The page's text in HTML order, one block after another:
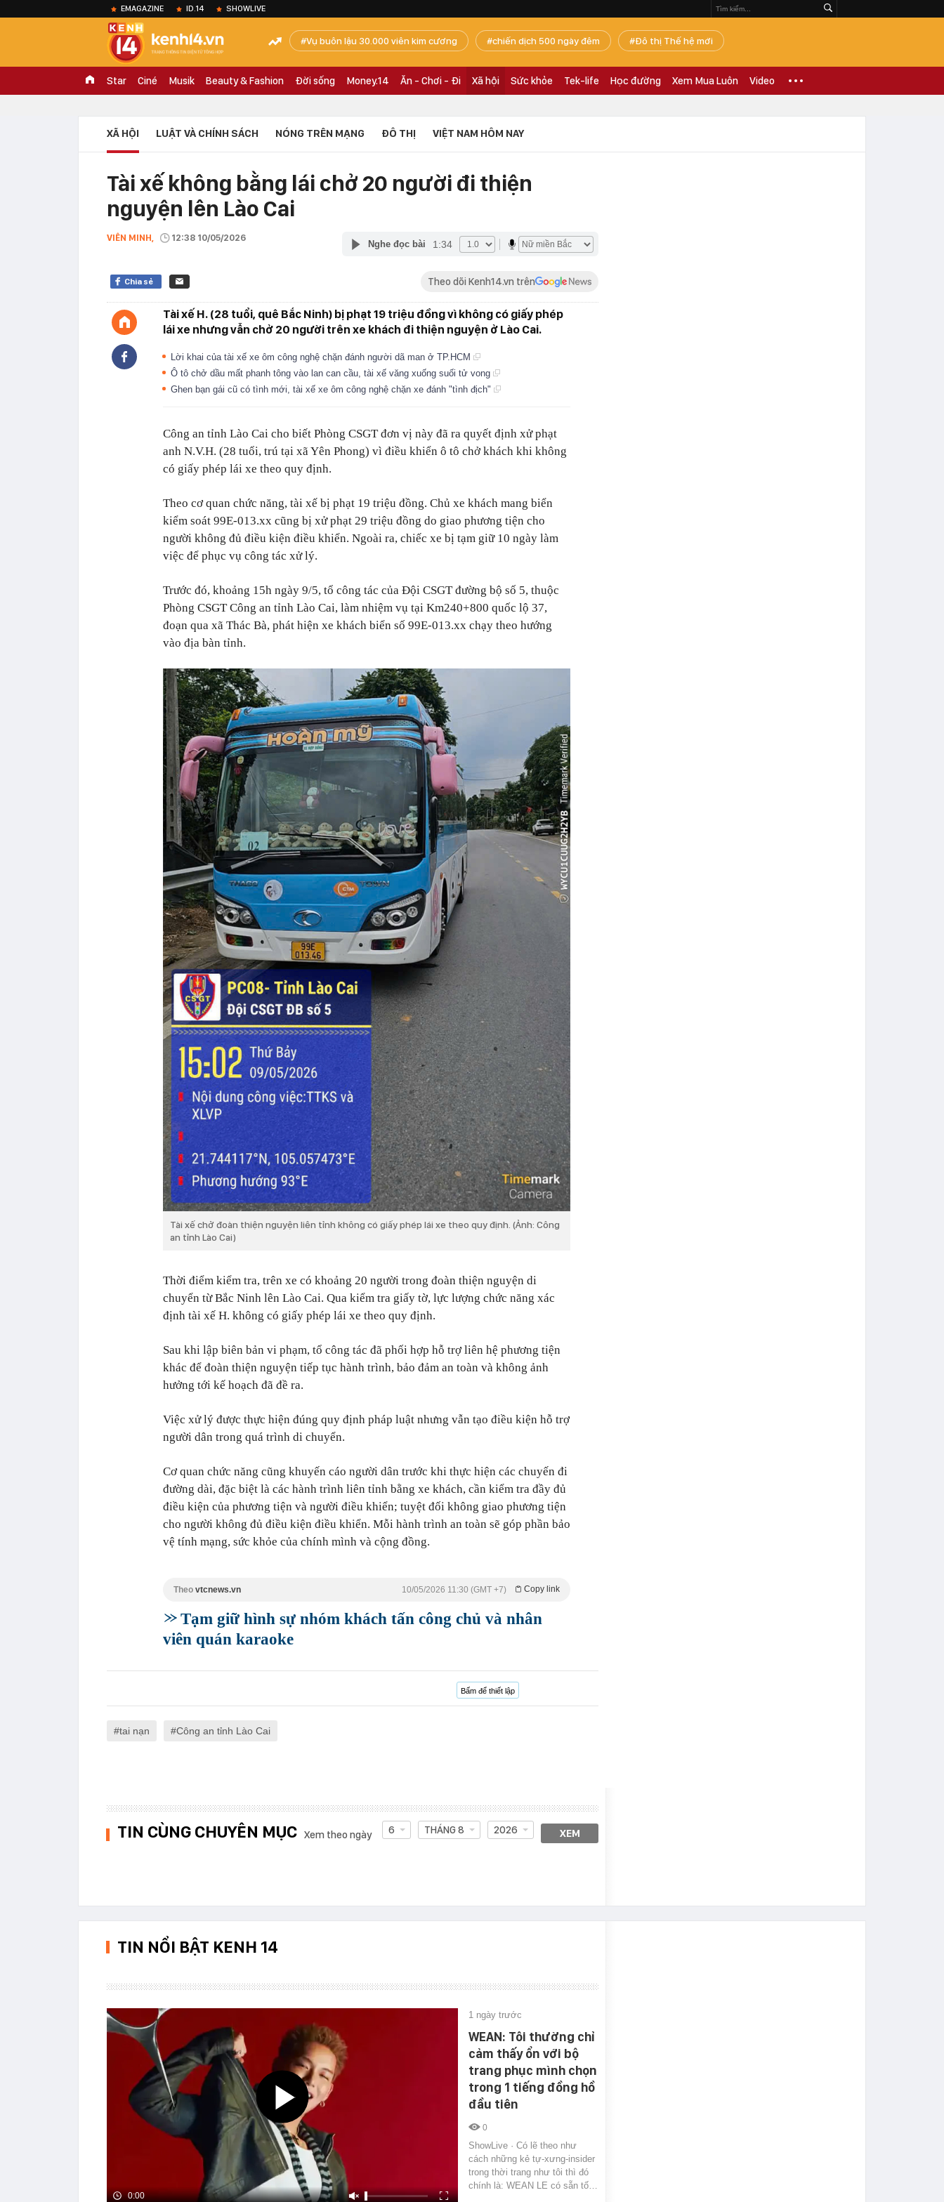
EMAGAZINE ID.14 SHOWLIVE
Vụ buôn lậu 30.000 viên kim cương chiến dịch 500 ngày đêm Đô thị Thế hệ mới
Star Ciné Musik Beauty & Fashion Đời sống Money.14 Ăn - Chơi - Đi Xã hội Sức khỏe Tek-life Học đường Xem Mua Luôn Video
XÃ HỘI LUẬT VÀ CHÍNH SÁCH NÓNG TRÊN MẠNG ĐÔ THỊ VIỆT NAM HÔM NAY
Tài xế không bằng lái chở 20 người đi thiện
nguyện lên Lào Cai
VIÊN MINH, 12:38 10/05/2026
Nghe đọc bài 1:34
Chia sẻ Theo dõi Kenh14.vn trên
Tài xế H. (28 tuổi, quê Bắc Ninh) bị phạt 19 triệu đồng vì không có giấy phép
lái xe nhưng vẫn chở 20 người trên xe khách đi thiện nguyện ở Lào Cai.
Lời khai của tài xế xe ôm công nghệ chặn đánh người dã man ở TP.HCM
Ô tô chở dầu mất phanh tông vào lan can cầu, tài xế văng xuống suối tử vong
Ghen bạn gái cũ có tình mới, tài xế xe ôm công nghệ chặn xe đánh "tình địch"
Công an tỉnh Lào Cai cho biết Phòng CSGT đơn vị này đã ra quyết định xử phạt
anh N.V.H. (28 tuổi, trú tại xã Yên Phong) vì điều khiển ô tô chở khách khi không
có giấy phép lái xe theo quy định.
Theo cơ quan chức năng, tài xế bị phạt 19 triệu đồng. Chủ xe khách mang biển
kiểm soát 99E-013.xx cũng bị xử phạt 29 triệu đồng do giao phương tiện cho
người không đủ điều kiện điều khiển. Ngoài ra, chiếc xe bị tạm giữ 10 ngày làm
việc để phục vụ công tác xử lý.
Trước đó, khoảng 15h ngày 9/5, tổ công tác của Đội CSGT đường bộ số 5, thuộc
Phòng CSGT Công an tỉnh Lào Cai, làm nhiệm vụ tại Km240+800 quốc lộ 37,
đoạn qua xã Thác Bà, phát hiện xe khách biển số 99E-013.xx chạy theo hướng
vào địa bàn tỉnh.
Tài xế chở đoàn thiện nguyện liên tỉnh không có giấy phép lái xe theo quy định. (Ảnh: Công
an tỉnh Lào Cai)
Thời điểm kiểm tra, trên xe có khoảng 20 người trong đoàn thiện nguyện di
chuyển từ Bắc Ninh lên Lào Cai. Qua kiểm tra giấy tờ, lực lượng chức năng xác
định tài xế H. không có giấy phép lái xe theo quy định.
Sau khi lập biên bản vi phạm, tổ công tác đã phối hợp hỗ trợ liên hệ phương tiện
khác để đoàn thiện nguyện tiếp tục hành trình, bảo đảm an toàn và không ảnh
hưởng tới kế hoạch đã đề ra.
Việc xử lý được thực hiện đúng quy định pháp luật nhưng vẫn tạo điều kiện hỗ trợ
người dân trong quá trình di chuyển.
Cơ quan chức năng cũng khuyến cáo người dân trước khi thực hiện các chuyến đi
đường dài, đặc biệt là các hành trình liên tỉnh bằng xe khách, cần kiểm tra đầy đủ
điều kiện của phương tiện và người điều khiển; tuyệt đối không giao phương tiện
cho người không đủ điều kiện điều khiển. Mỗi hành trình an toàn sẽ góp phần bảo
vệ tính mạng, sức khỏe của chính mình và cộng đồng.
Theo vtcnews.vn Copy link
10/05/2026 11:30 (GMT +7)
Tạm giữ hình sự nhóm khách tấn công chủ và nhân
viên quán karaoke
Bấm để thiết lập
tai nạn Công an tỉnh Lào Cai
TIN CÙNG CHUYÊN MỤC Xem theo ngày 6 THÁNG 8 2026 XEM
TIN NỔI BẬT KENH 14
0:00
1 ngày trước
WEAN: Tôi thường chỉ
cảm thấy ổn với bộ
trang phục mình chọn
trong 1 tiếng đồng hồ
đầu tiên
0
ShowLive · Có lẽ theo như
cách những kẻ tự-xưng-insider
trong thời trang như tôi thì đó
chính là: WEAN LE có sẵn tố…